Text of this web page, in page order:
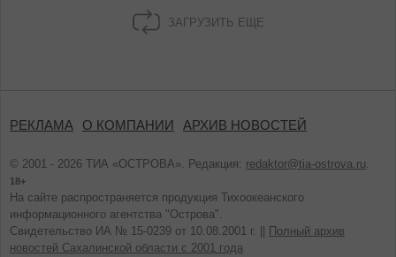
ЗАГРУЗИТЬ ЕЩЕ
РЕКЛАМА О КОМПАНИИ АРХИВ НОВОСТЕЙ
© 2001 - 2026 ТИА «ОСТРОВА». Редакция: redaktor@tia-ostrova.ru.
18+
На сайте распространяется продукция Тихоокеанского
информационного агентства "Острова".
Свидетельство ИА № 15-0239 от 10.08.2001 г. ||
Полный архив
новостей Сахалинской области с 2001 года